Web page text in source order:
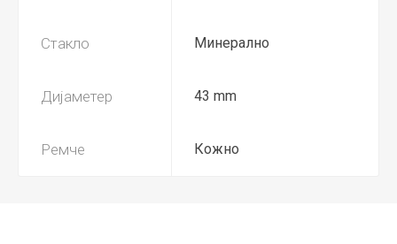
Стакло Минерално
Дијаметер 43 mm
Ремче Кожно